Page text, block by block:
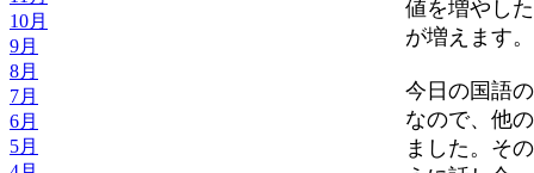
10月
9月
8月
7月
6月
5月
値を増やし
が増えます。
今日の国語
なので、他
ました。そ